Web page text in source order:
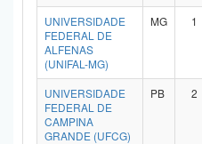
UNIVERSIDADE
FEDERAL DE
ALFENAS
(UNIFAL-MG)
MG 1
UNIVERSIDADE
FEDERAL DE
CAMPINA
GRANDE (UFCG)
PB 2